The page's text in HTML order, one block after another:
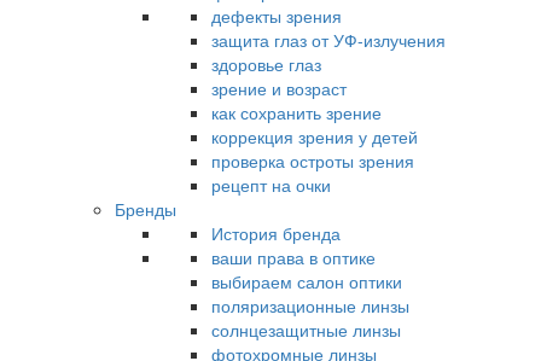
дефекты зрения
защита глаз от УФ-излучения
здоровье глаз
зрение и возраст
как сохранить зрение
коррекция зрения у детей
проверка остроты зрения
рецепт на очки
Бренды
История бренда
ваши права в оптике
выбираем салон оптики
поляризационные линзы
солнцезащитные линзы
фотохромные линзы